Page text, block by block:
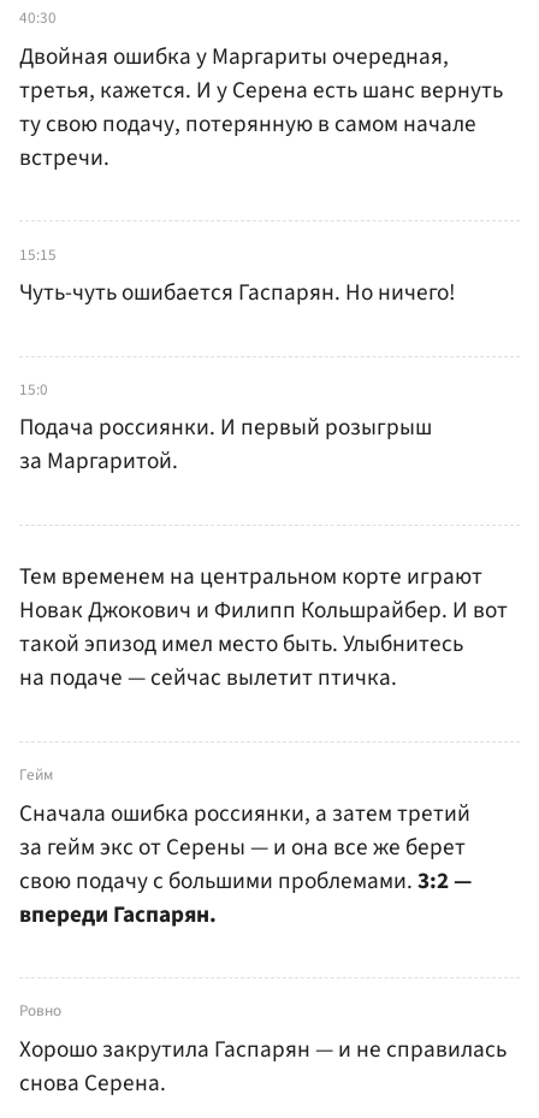
40:30
Двойная ошибка у Маргариты очередная,
третья, кажется. И у Серена есть шанс вернуть
ту свою подачу, потерянную в самом начале
встречи.
15:15
Чуть-чуть ошибается Гаспарян. Но ничего!
15:0
Подача россиянки. И первый розыгрыш
за Маргаритой.
Тем временем на центральном корте играют
Новак Джокович и Филипп Кольшрайбер. И вот
такой эпизод имел место быть. Улыбнитесь
на подаче — сейчас вылетит птичка.
Гейм
Сначала ошибка россиянки, а затем третий
за гейм экс от Серены — и она все же берет
свою подачу с большими проблемами.3:2 —
впереди Гаспарян.
Ровно
Хорошо закрутила Гаспарян — и не справилась
снова Серена.